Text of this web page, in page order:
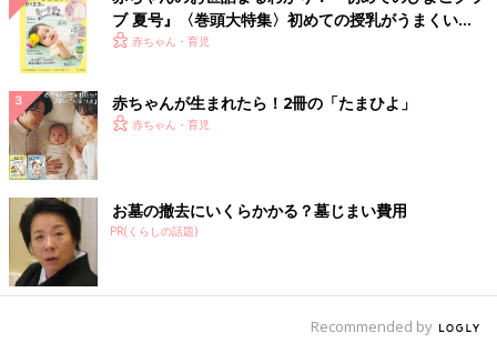
卒園式ではどんなことをするのでしょうか。入園式と違い、卒園
式となると子どもも成長しているので、その姿をあらためて見る
ことができるのもうれしいですね。
いようです。おおまかな流れは以下のようになります。
●卒園児入場
胸に花などをつけた園児がホールの外から入場します。
●卒園証の授与
一人ひとり園長先生から名前を呼ばれ、「はい」と答えて前に出
て卒園証をもらいます。園長先生からはこのときに一人ひとりに
対して声をかけます。このときに、涙してしまうパパやママが多
いよう。子どもの成長とともに、今までの苦労がフラッシュバッ
ブ 夏号』〈巻頭大特集〉初めての授乳がうまくい
く！ おっぱい・ミルクの基本と夏のトラブル 解決テ
赤ちゃん・育児
赤ちゃんが生まれたら！2冊の「たまひよ」
赤ちゃん・育児
お墓の撤去にいくらかかる？墓じまい費用
PR(くらしの話題)
Recommended by